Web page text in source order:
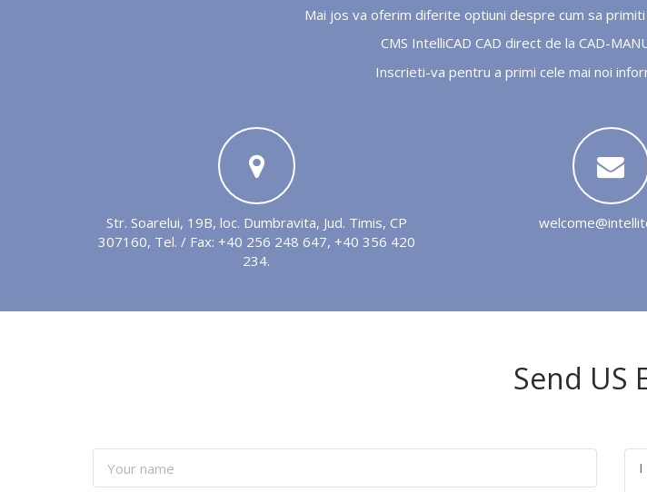
Mai jos va oferim diferite optiuni despre cum sa
CMS IntelliCAD CAD direct de la CAD-
Inscrieti-va pentru a primi cele mai noi
Str. Soarelui, 19B, loc. Dumbravita, Jud. Timis, CP
307160, Tel. / Fax: +40 256 248 647, +40 356 420
234.
Send US